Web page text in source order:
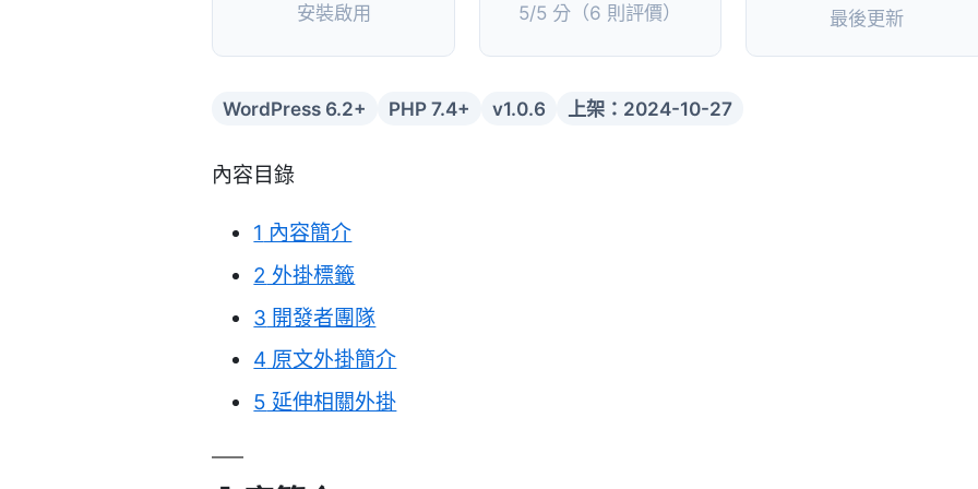
安裝啟用 5/5 分（6 則評價） 最後更新
WordPress 6.2+ PHP 7.4+ v1.0.6 上架：2024-10-27
內容目錄
1 內容簡介
2 外掛標籤
3 開發者團隊
4 原文外掛簡介
5 延伸相關外掛